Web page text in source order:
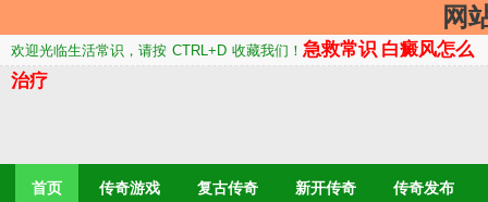
网
欢迎光临生活常识，请按 CTRL+D 收藏我们！ 急救常识 白癜风怎么
治疗
首页 传奇游戏 复古传奇 新开传奇 传奇发布